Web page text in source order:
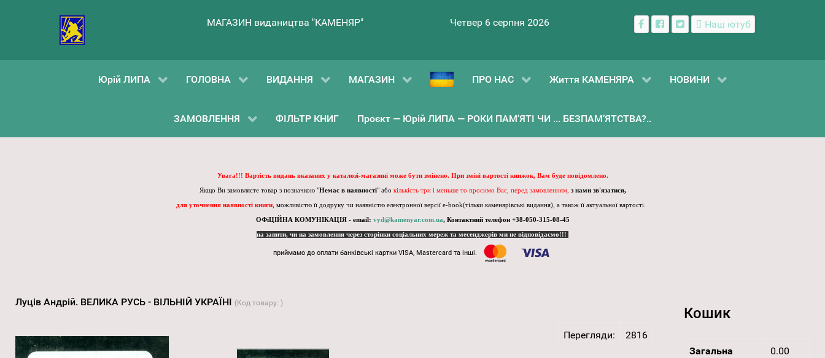
МАГАЗИН видаництва "КАМЕНЯР" Четвер 6 серпня 2026 Наш ютуб
Юрій ЛИПА ГОЛОВНА ВИДАННЯ МАГАЗИН ПРО НАС Життя КАМЕНЯРА НОВИНИ
ЗАМОВЛЕННЯ ФІЛЬТР КНИГ Проєкт — Юрій ЛИПА — РОКИ ПАМ'ЯТІ ЧИ ... БЕЗПАМ’ЯТСТВА?..
Увага!!! Вартість видань вказаних у каталозі-магазині може бути змінено. При зміні вартості книжок, Вам буде повідомлено.
Якщо Ви замовляєте товар з позначкою "Немає в наявності" або кількість три і меньше то просимо Вас, перед замовленням, з нами зв'язатися,
для уточнення наявності книги, можливістю її додруку чи наявністю електронної версії e-book(тільки каменярівські видання), а також її актуальної вартості.
ОФіЦІЙНА КОМУНІКАЦІЯ - email: vyd@kamenyar.com.ua, Контактний телефон +38-050-315-08-45
на запити, чи на замовлення через сторінки соціальних мереж та месенджерів ми не відповідаємо!!!
приймамо до оплати банківські картки VISA, Mastercard та інші.
Луців Андрій. ВЕЛИКА РУСЬ - ВІЛЬНІЙ УКРАЇНІ (Код товару: )
Перегляди: 2816
Кошик
Загальна
0.00